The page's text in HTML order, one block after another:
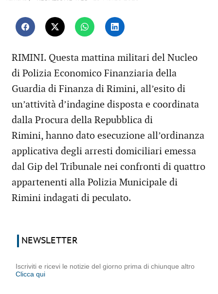
RIMINI. Questa mattina militari del Nucleo
di Polizia Economico Finanziaria della
Guardia di Finanza di Rimini, all’esito di
un’attività d’indagine disposta e coordinata
dalla Procura della Repubblica di
Rimini, hanno dato esecuzione all’ordinanza
applicativa degli arresti domiciliari emessa
dal Gip del Tribunale nei confronti di quattro
appartenenti alla Polizia Municipale di
Rimini indagati di peculato.
NEWSLETTER
Iscriviti e ricevi le notizie del giorno prima di chiunque altro
Clicca qui